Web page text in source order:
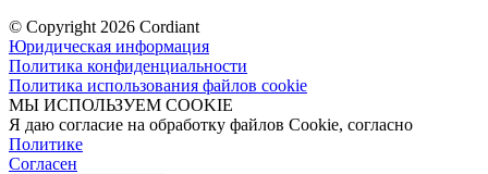
© Copyright 2026 Cordiant
Юридическая информация
Политика конфиденциальности
Политика использования файлов cookie
МЫ ИСПОЛЬЗУЕМ COOKIE
Я даю согласие на обработку файлов Cookie, согласно
Политике
Согласен